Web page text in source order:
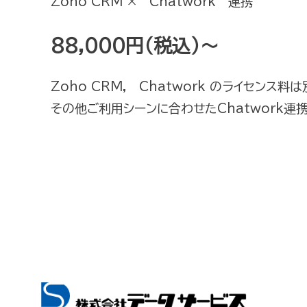
88,000円（税込）～
Zoho CRM, Chatwork のライセンス料は別
その他ご利用シーンに合わせたChatwork連携